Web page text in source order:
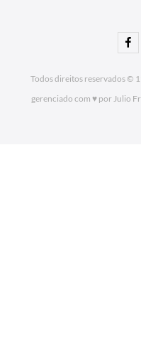
Todos direitos reservados ©
gerenciado com ♥ por Julio